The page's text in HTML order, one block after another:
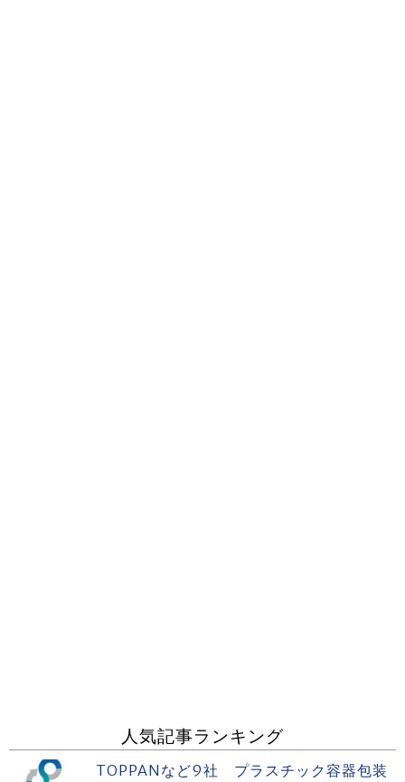
人気記事ランキング
TOPPANなど9社 プラスチック容器包装